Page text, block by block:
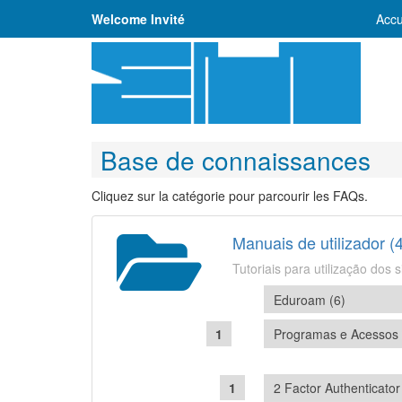
Welcome Invité
Base de connaissances
Cliquez sur la catégorie pour parcourir les FAQs.
Manuais de utilizador
Tutoriais para utilização dos
Eduroam (6)
Programas e Acessos
2 Factor Authenticator